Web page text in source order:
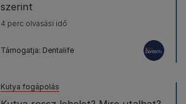
szerint
4 perc olvasási idő
Támogatja: Dentalife
Kutya fogápolás